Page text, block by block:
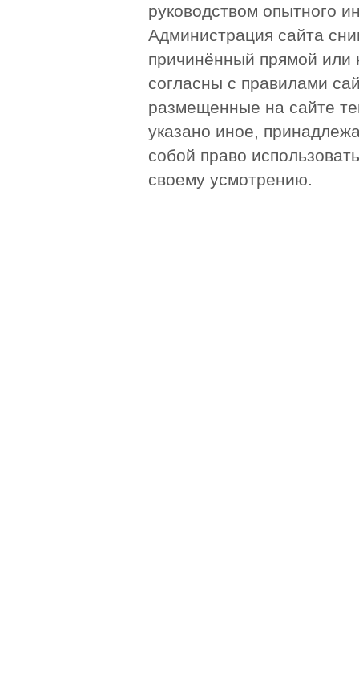
руководством опытного
Администрация сайта
причинённый прямой или
согласны с правилами
размещенные на сайте
указано иное,
собой право
своему усмотрению.